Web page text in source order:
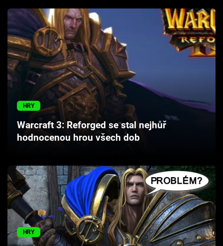
Filmy
Seriály
Hry
Cool Esport
Pořady
Sledujte prima+
Přihlášení
Sledujte nás
HRY
Warcraft 3: Reforged se stal nejhůř
hodnocenou hrou všech dob
HRY